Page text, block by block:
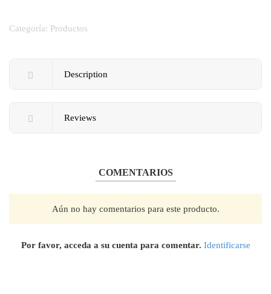
Categoría: Productos
Description
Reviews
COMENTARIOS
Aún no hay comentarios para este producto.
Por favor, acceda a su cuenta para comentar. Identificarse